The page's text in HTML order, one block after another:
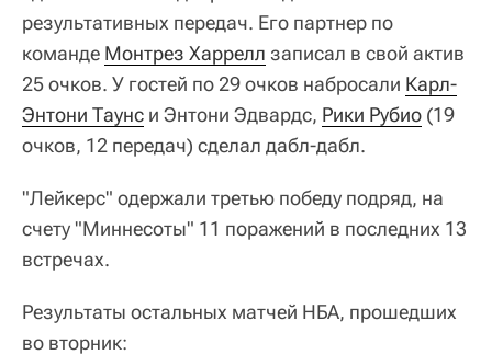
результативных передач. Его партнер по
команде Монтрез Харрелл записал в свой актив
25 очков. У гостей по 29 очков набросали Карл-
Энтони Таунс и Энтони Эдвардс, Рики Рубио (19
очков, 12 передач) сделал дабл-дабл.
"Лейкерс" одержали третью победу подряд, на
счету "Миннесоты" 11 поражений в последних 13
встречах.
Результаты остальных матчей НБА, прошедших
во вторник: